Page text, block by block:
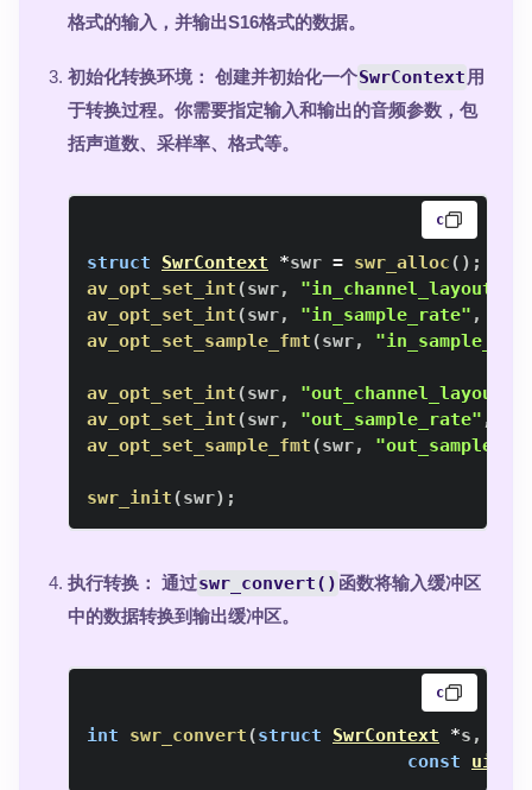
格式的输入，并输出S16格式的数据。
初始化转换环境： 创建并初始化一个SwrContext 用
于转换过程。你需要指定输入和输出的音频参数，包
括声道数、采样率、格式等。
c
struct SwrContext *swr = swr_alloc( ) ;
av_opt_set_int(swr, "in_channel_layout"
av_opt_set_int(swr, "in_sample_rate" ,
av_opt_set_sample_fmt(swr,
av_opt_set_int(swr, "out_channel_layout"
av_opt_set_int(swr, "out_sample_rate" ,
av_opt_set_sample_fmt(swr,
swr_init(swr) ;
执行转换 ： 通过swr_convert() 函数将输入缓冲区
中的数据转换到输出缓冲区。
c
int swr_convert(struct SwrContext *s ,
const